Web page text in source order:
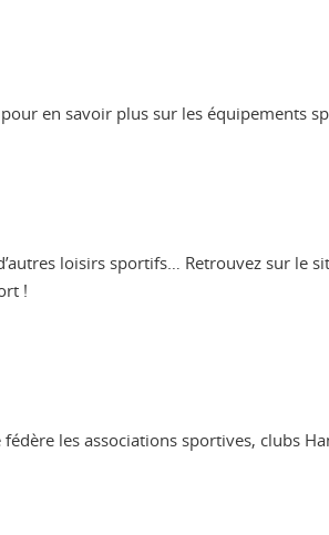
en savoir plus sur les équipements
loisirs sportifs… Retrouvez sur
!
les associations sportives, clubs